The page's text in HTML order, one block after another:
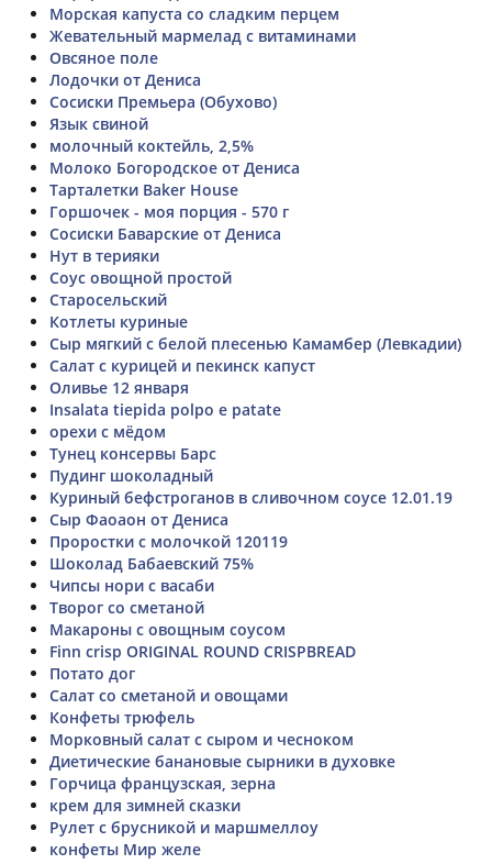
Морская капуста со сладким перцем
Жевательный мармелад с витаминами
Овсяное поле
Лодочки от Дениса
Сосиски Премьера (Обухово)
Язык свиной
молочный коктейль, 2,5%
Молоко Богородское от Дениса
Тарталетки Baker House
Горшочек - моя порция - 570 г
Сосиски Баварские от Дениса
Нут в терияки
Соус овощной простой
Старосельский
Котлеты куриные
Сыр мягкий с белой плесенью Камамбер (Левкадии)
Салат с курицей и пекинск капуст
Оливье 12 января
Insalata tiepida polpo e patate
орехи с мёдом
Тунец консервы Барс
Пудинг шоколадный
Куриный бефстроганов в сливочном соусе 12.01.19
Сыр Фаоаон от Дениса
Проростки с молочкой 120119
Шоколад Бабаевский 75%
Чипсы нори с васаби
Творог со сметаной
Макароны с овощным соусом
Finn crisp ORIGINAL ROUND CRISPBREAD
Потато дог
Салат со сметаной и овощами
Конфеты трюфель
Морковный салат с сыром и чесноком
Диетические банановые сырники в духовке
Горчица французская, зерна
крем для зимней сказки
Рулет с брусникой и маршмеллоу
конфеты Мир желе